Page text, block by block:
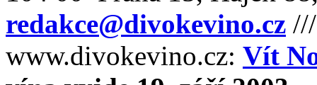
redakce@divokevino.cz
www.divokevino.cz: Vít